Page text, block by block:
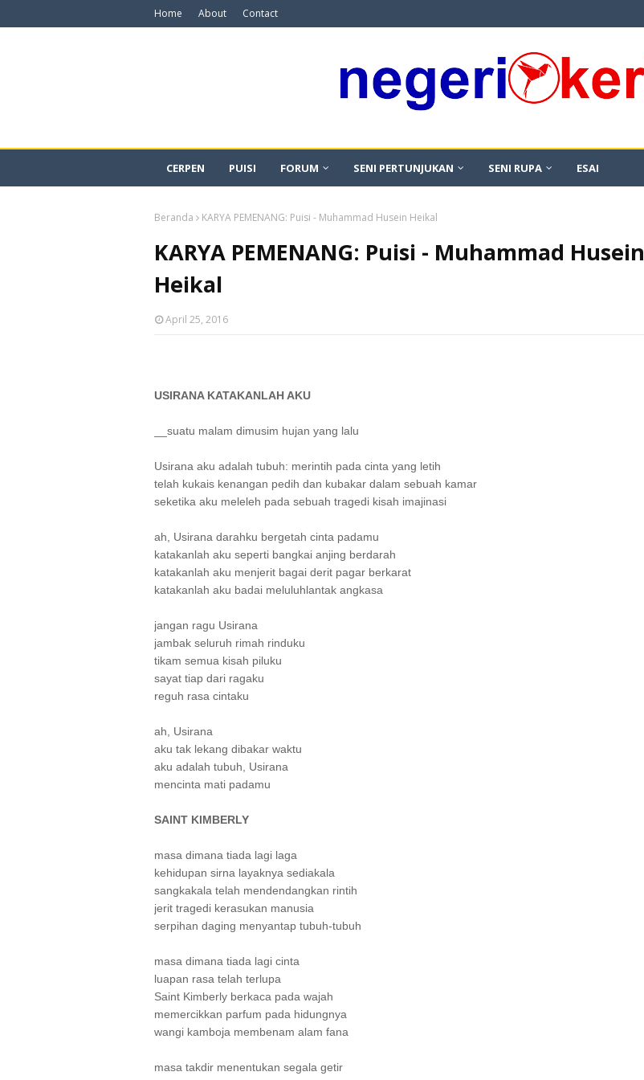
Home About Contact
CERPEN PUISI FORUM SENI PERTUNJUKAN SENI RUPA ESAI
Beranda KARYA PEMENANG: Puisi - Muhammad Husein Heikal
KARYA PEMENANG: Puisi - Muhammad Husein
Heikal
April 25, 2016
USIRANA KATAKANLAH AKU
__suatu malam dimusim hujan yang lalu
Usirana aku adalah tubuh: merintih pada cinta yang letih
telah kukais kenangan pedih dan kubakar dalam sebuah kamar
seketika aku meleleh pada sebuah tragedi kisah imajinasi
ah, Usirana darahku bergetah cinta padamu
katakanlah aku seperti bangkai anjing berdarah
katakanlah aku menjerit bagai derit pagar berkarat
katakanlah aku badai meluluhlantak angkasa
jangan ragu Usirana
jambak seluruh rimah rinduku
tikam semua kisah piluku
sayat tiap dari ragaku
reguh rasa cintaku
ah, Usirana
aku tak lekang dibakar waktu
aku adalah tubuh, Usirana
mencinta mati padamu
SAINT KIMBERLY
masa dimana tiada lagi laga
kehidupan sirna layaknya sediakala
sangkakala telah mendendangkan rintih
jerit tragedi kerasukan manusia
serpihan daging menyantap tubuh-tubuh
masa dimana tiada lagi cinta
luapan rasa telah terlupa
Saint Kimberly berkaca pada wajah
memercikkan parfum pada hidungnya
wangi kamboja membenam alam fana
masa takdir menentukan segala getir